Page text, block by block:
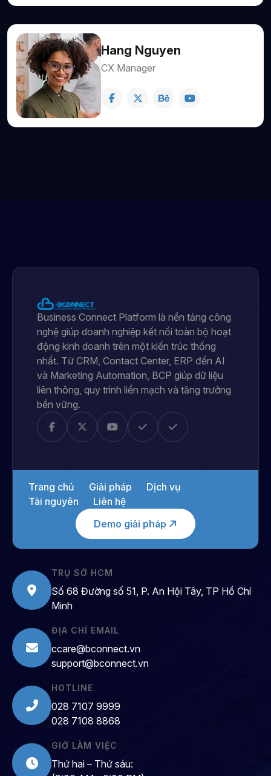
Hang Nguyen
CX Manager
Business Connect Platform là nền tảng công
nghệ giúp doanh nghiệp kết nối toàn bộ hoạt
động kinh doanh trên một kiến trúc thống
nhất. Từ CRM, Contact Center, ERP đến AI
và Marketing Automation, BCP giúp dữ liệu
liên thông, quy trình liền mạch và tăng trưởng
bền vững.
Trang chủ Giải pháp
Dịch vụ
Tài nguyên
Liên hệ
Demo giải pháp
TRỤ SỞ HCM
Số 68 Đường số 51, P. An Hội Tây, TP Hồ Chí
Minh
ĐỊA CHỈ EMAIL
ccare@bconnect.vn
support@bconnect.vn
HOTLINE
028 7107 9999
028 7108 8868
GIỜ LÀM VIỆC
Thứ hai – Thứ sáu: